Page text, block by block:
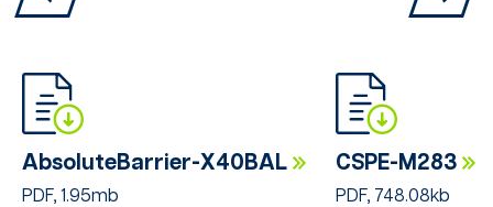
AbsoluteBarrier-X40BAL
PDF, 1.95mb
CSPE-M283
PDF, 748.08kb